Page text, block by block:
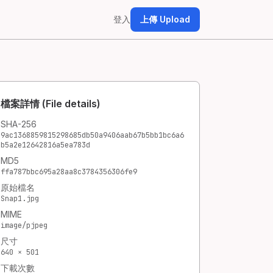
登入 上傳 Upload
檔案詳情 (File details)
SHA-256
9ac1368859815298685db50a9406aab67b5bb1bc6a6
b5a2e12642816a5ea783d
MD5
ffa787bbc695a28aa8c3784356306fe9
原始檔名
Snap1.jpg
MIME
image/pjpeg
尺寸
640 × 501
下載次數